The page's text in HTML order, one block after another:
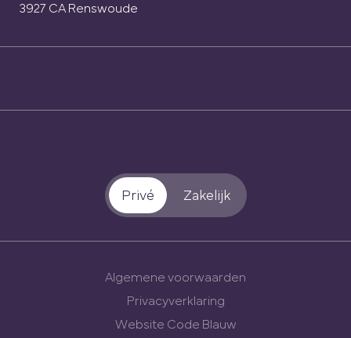
3927 CA Renswoude
Privé Zakelijk
Algemene voorwaarden
Privacyverklaring
Website Code Blauw